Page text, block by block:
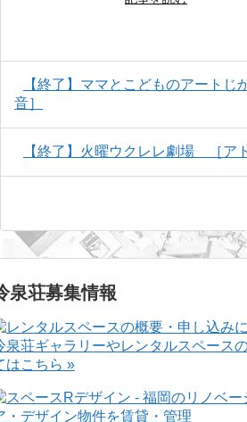
【終了】ママとこどものアート
音］
【終了】火曜ウクレレ劇場 ［ア
泉荘募集情報
泉荘ギャラリーやレンタルスペース
はこちら »